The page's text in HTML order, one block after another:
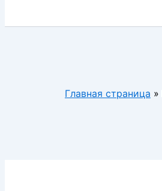
Главная страница »